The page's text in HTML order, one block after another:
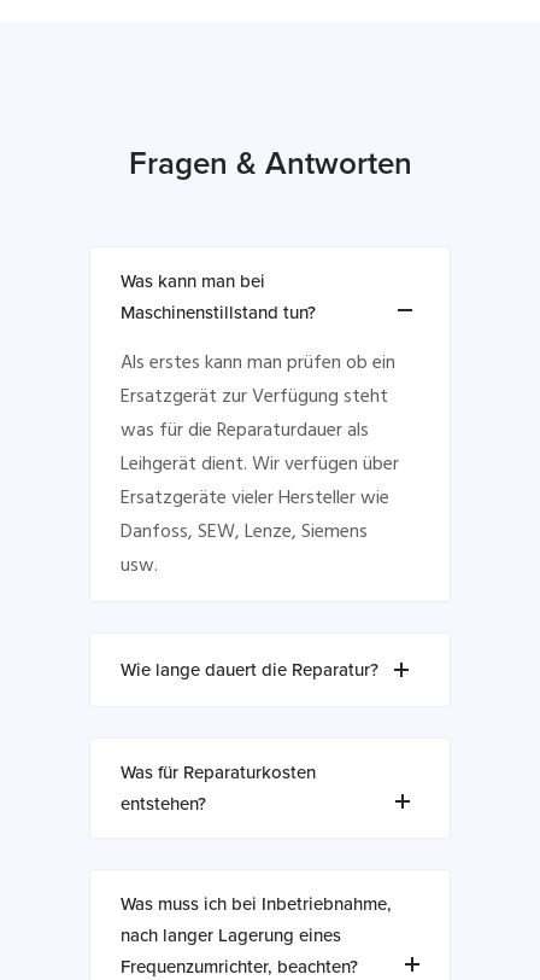
Fragen & Antworten
Was kann man bei
Maschinenstillstand tun?
Als erstes kann man prüfen ob ein
Ersatzgerät zur Verfügung steht
was für die Reparaturdauer als
Leihgerät dient. Wir verfügen über
Ersatzgeräte vieler Hersteller wie
Danfoss, SEW, Lenze, Siemens
usw.
Wie lange dauert die Reparatur?
Was für Reparaturkosten
entstehen?
Was muss ich bei Inbetriebnahme,
nach langer Lagerung eines
Frequenzumrichter, beachten?